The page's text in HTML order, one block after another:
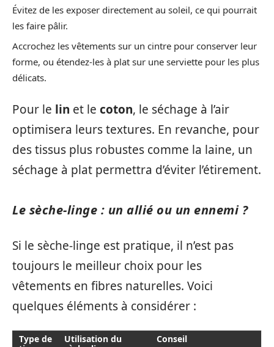
Évitez de les exposer directement au soleil, ce qui pourrait
les faire pâlir.
Accrochez les vêtements sur un cintre pour conserver leur
forme, ou étendez-les à plat sur une serviette pour les plus
délicats.
Pour le lin et le coton, le séchage à l’air
optimisera leurs textures. En revanche, pour
des tissus plus robustes comme la laine, un
séchage à plat permettra d’éviter l’étirement.
Le sèche-linge : un allié ou un ennemi ?
Si le sèche-linge est pratique, il n’est pas
toujours le meilleur choix pour les
vêtements en fibres naturelles. Voici
quelques éléments à considérer :
Type de
Utilisation du
Conseil